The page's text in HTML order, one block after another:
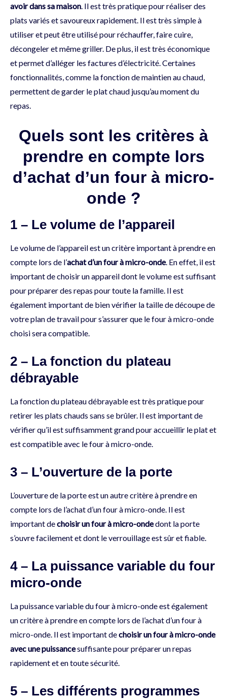
avoir dans sa maison . Il est très pratique pour réaliser des
plats variés et savoureux rapidement. Il est très simple à
utiliser et peut être utilisé pour réchauffer, faire cuire,
décongeler et même griller. De plus, il est très économique
et permet d’alléger les factures d’électricité. Certaines
fonctionnalités, comme la fonction de maintien au chaud,
permettent de garder le plat chaud jusqu’au moment du
repas.
Quels sont les critères à
prendre en compte lors
d’achat d’un four à micro-
onde ?
1 – Le volume de l’appareil
Le volume de l’appareil est un critère important à prendre en
compte lors de l’achat d’un four à micro-onde. En effet, il est
important de choisir un appareil dont le volume est suffisant
pour préparer des repas pour toute la famille. Il est
également important de bien vérifier la taille de découpe de
votre plan de travail pour s’assurer que le four à micro-onde
choisi sera compatible.
2 – La fonction du plateau
débrayable
La fonction du plateau débrayable est très pratique pour
retirer les plats chauds sans se brûler. Il est important de
vérifier qu’il est suffisamment grand pour accueillir le plat et
est compatible avec le four à micro-onde.
3 – L’ouverture de la porte
L’ouverture de la porte est un autre critère à prendre en
compte lors de l’achat d’un four à micro-onde. Il est
important dechoisir un four à micro-ondedont la porte
s’ouvre facilement et dont le verrouillage est sûr et fiable.
4 – La puissance variable du four
micro-onde
La puissance variable du four à micro-onde est également
un critère à prendre en compte lors de l’achat d’un four à
micro-onde. Il est important dechoisir un four à micro-onde
avec une puissancesuffisante pour préparer un repas
rapidement et en toute sécurité.
5 – Les différents programmes